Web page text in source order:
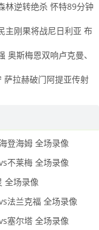
林逆转绝杀 怀特89分钟
主刚果将战尼日利亚 布
斯梅恩双响卢克曼、
拉赫破门阿提亚传射
登海姆 全场录像
不莱梅 全场录像
全场录像
法兰克福 全场录像
塞尔塔 全场录像